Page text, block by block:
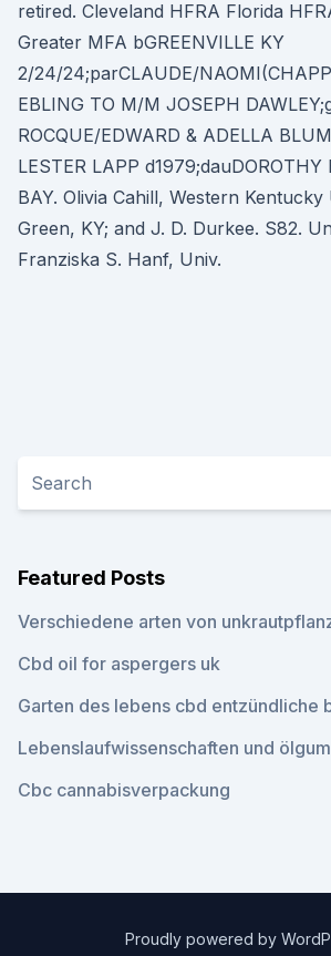
retired. Cleveland HFRA Florida
Greater MFA bGREENVILLE KY
2/24/24;parCLAUDE/
EBLING TO M/M JOSEPH
ROCQUE/EDWARD & ADELLA
LESTER LAPP
BAY. Olivia Cahill, Western
Green, KY; and J. D. Durkee. S82.
Franziska S. Hanf, Univ.
Featured Posts
Verschiedene arten von
Cbd oil for aspergers uk
Garten des lebens cbd entzündliche
Lebenslaufwissenschaften und
Cbc cannabisverpackung
Proudly powered by